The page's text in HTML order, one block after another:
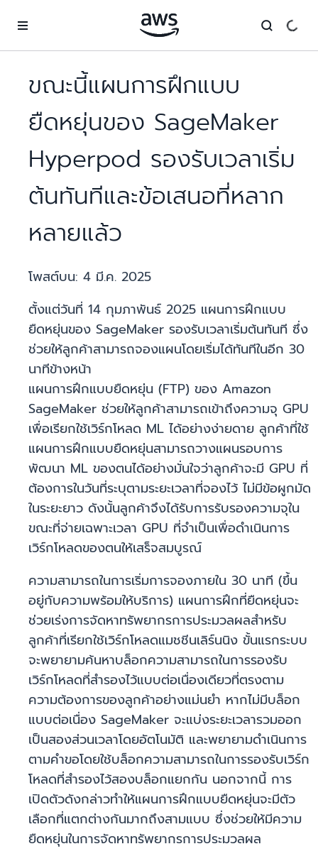
ขณะนี้แผนการฝึกแบบ
ยืดหยุ่นของ SageMaker
Hyperpod รองรับเวลาเริ่ม
ต้นทันทีและข้อเสนอที่หลาก
หลายแล้ว
โพสต์บน: 4 มี.ค. 2025
ตั้งแต่วันที่ 14 กุมภาพันธ์ 2025 แผนการฝึกแบบ
ยืดหยุ่นของ SageMaker รองรับเวลาเริ่มต้นทันที ซึ่ง
ช่วยให้ลูกค้าสามารถจองแผนโดยเริ่มได้ทันทีในอีก 30
นาทีข้างหน้า
แผนการฝึกแบบยืดหยุ่น (FTP) ของ Amazon
SageMaker ช่วยให้ลูกค้าสามารถเข้าถึงความจุ GPU
เพื่อเรียกใช้เวิร์กโหลด ML ได้อย่างง่ายดาย ลูกค้าที่ใช้
แผนการฝึกแบบยืดหยุ่นสามารถวางแผนรอบการ
พัฒนา ML ของตนได้อย่างมั่นใจว่าลูกค้าจะมี GPU ที่
ต้องการในวันที่ระบุตามระยะเวลาที่จองไว้ ไม่มีข้อผูกมัด
ในระยะยาว ดังนั้นลูกค้าจึงได้รับการรับรองความจุใน
ขณะที่จ่ายเฉพาะเวลา GPU ที่จำเป็นเพื่อดำเนินการ
เวิร์กโหลดของตนให้เสร็จสมบูรณ์
ความสามารถในการเริ่มการจองภายใน 30 นาที (ขึ้น
อยู่กับความพร้อมให้บริการ) แผนการฝึกที่ยืดหยุ่นจะ
ช่วยเร่งการจัดหาทรัพยากรการประมวลผลสำหรับ
ลูกค้าที่เรียกใช้เวิร์กโหลดแมชชีนเลิร์นนิง ขั้นแรกระบบ
จะพยายามค้นหาบล็อกความสามารถในการรองรับ
เวิร์กโหลดที่สำรองไว้แบบต่อเนื่องเดียวที่ตรงตาม
ความต้องการของลูกค้าอย่างแม่นยำ หากไม่มีบล็อก
แบบต่อเนื่อง SageMaker จะแบ่งระยะเวลารวมออก
เป็นสองส่วนเวลาโดยอัตโนมัติ และพยายามดำเนินการ
ตามคำขอโดยใช้บล็อกความสามารถในการรองรับเวิร์ก
โหลดที่สำรองไว้สองบล็อกแยกกัน นอกจากนี้ การ
เปิดตัวดังกล่าวทำให้แผนการฝึกแบบยืดหยุ่นจะมีตัว
เลือกที่แตกต่างกันมากถึงสามแบบ ซึ่งช่วยให้มีความ
ยืดหยุ่นในการจัดหาทรัพยากรการประมวลผล